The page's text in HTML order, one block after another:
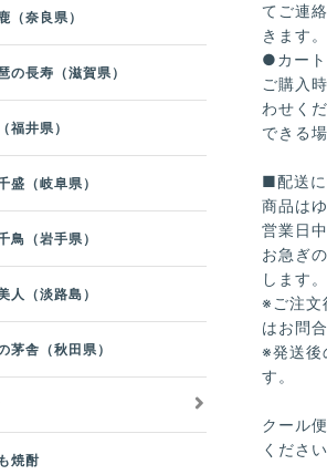
てご連
きます。
●カート
ご購入
わせく
できる
■配送
商品は
営業日
お急ぎ
します。
※ご注文
はお問
※発送後
す。
クール
ください
（奈良県）
の長寿（滋賀県）
福井県）
盛（岐阜県）
鳥（岩手県）
人（淡路島）
茅舎（秋田県）
焼酎